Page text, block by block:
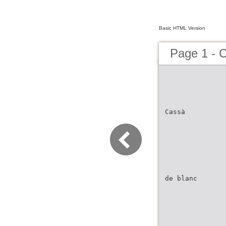
Basic HTML Version
Page 1 -
Cassà
de blanc